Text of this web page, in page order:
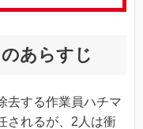
あらすじ
去する作業員ハチマ
されるが、2人は衝